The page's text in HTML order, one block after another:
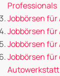
Professionals
Jobbörsen
Jobbörsen für
Jobbörsen
Jobbörsen
Autowerkstatt